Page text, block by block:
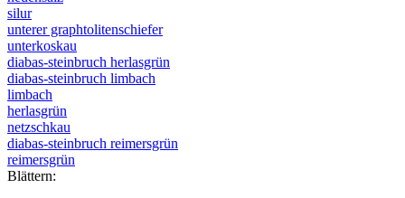
silur
unterer graphtolitenschiefer
unterkoskau
diabas-steinbruch herlasgrün
diabas-steinbruch limbach
limbach
herlasgrün
netzschkau
diabas-steinbruch reimersgrün
reimersgrün
Blättern: